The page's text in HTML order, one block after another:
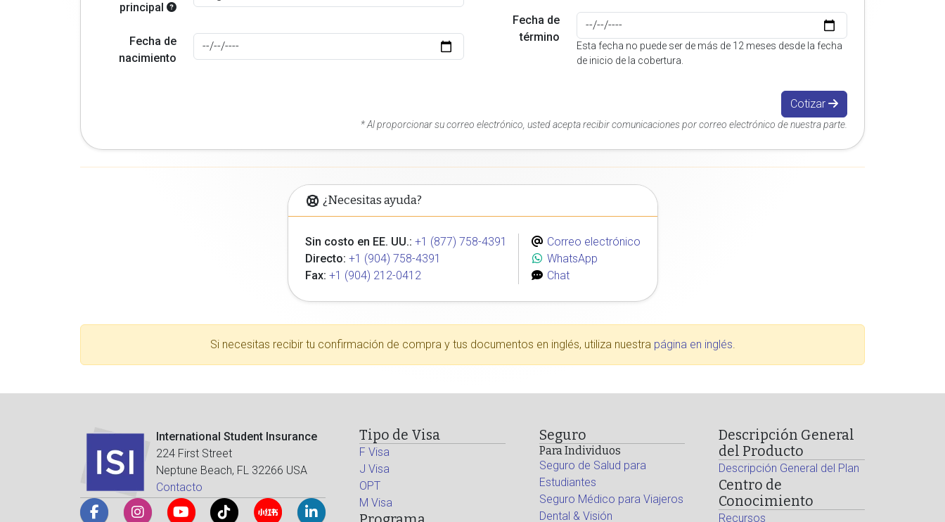
principal
Fecha de
nacimiento
Fecha de
término
Esta fecha no puede ser de más de 12 meses desde la fecha
de inicio de la cobertura.
Cotizar
* Al proporcionar su correo electrónico, usted acepta recibir comunicaciones por correo electrónico de nuestra parte.
¿Necesitas ayuda?
Sin costo en EE. UU.: +1 (877) 758-4391
Directo: +1 (904) 758-4391
Fax: +1 (904) 212-0412
Correo electrónico
WhatsApp
Chat
Si necesitas recibir tu confirmación de compra y tus documentos en inglés, utiliza nuestra página en inglés.
International Student Insurance
224 First Street
Neptune Beach, FL 32266 USA
Contacto
Tipo de Visa
F Visa
J Visa
OPT
M Visa
Seguro
Para Individuos
Seguro de Salud para
Estudiantes
Seguro Médico para Viajeros
Dental & Visión
Descripción General
del Producto
Descripción General del Plan
Centro de
Conocimiento
Recursos